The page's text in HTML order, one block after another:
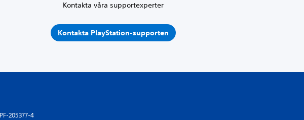
Kontakta våra supportexperter
Kontakta PlayStation-supporten
PF-205377-4